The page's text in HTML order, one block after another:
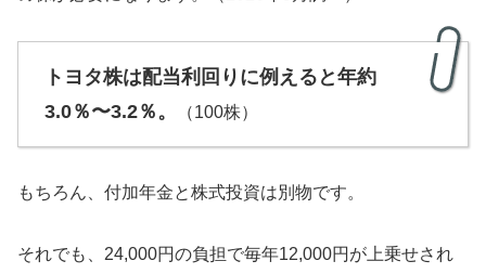
トヨタ株は配当利回りに例えると年約
3.0％〜3.2％。
（100株）
もちろん、付加年金と株式投資は別物です。
それでも、24,000円の負担で毎年12,000円が上乗せされ